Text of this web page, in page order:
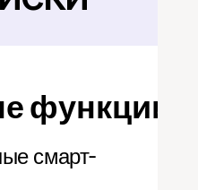
функции
смарт-